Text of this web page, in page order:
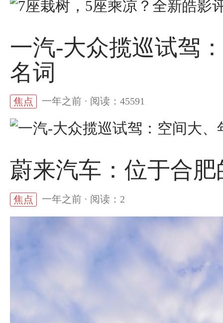
一汽-大众揽巡试驾
名词
焦点 一年之前 · 阅读：45591
蔚来汽车：位于合
焦点 一年之前 · 阅读：2